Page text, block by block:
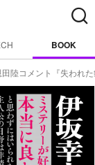
BOOK
陸コメント『失われ